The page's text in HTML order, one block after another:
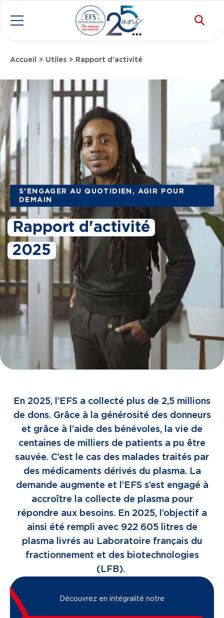
Aller au contenu principal
Fil d'Ariane
Accueil Utiles Rapport d’activité
S’ENGAGER AU QUOTIDIEN, AGIR POUR
DEMAIN
Rapport d'activité
2025
En 2025, l’EFS a collecté plus de 2,5 millions
de dons. Grâce à la générosité des donneurs
et grâce à l’aide des bénévoles, la vie de
centaines de milliers de patients a pu être
sauvée. C’est le cas des malades traités par
des médicaments dérivés du plasma. La
demande augmente et l’EFS s’est engagé à
accroître la collecte de plasma pour
répondre aux besoins. En 2025, l’objectif a
ainsi été rempli avec 922 605 litres de
plasma livrés au Laboratoire français du
fractionnement et des biotechnologies
(LFB).
Découvrez en intégralité notre